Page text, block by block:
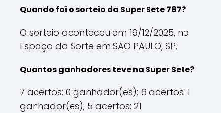
Quando foi o sorteio da Super Sete 787?
O sorteio aconteceu em 19/12/2025, no
Espaço da Sorte em SAO PAULO, SP.
Quantos ganhadores teve na Super Sete?
7 acertos: 0 ganhador(es); 6 acertos: 1
ganhador(es); 5 acertos: 21